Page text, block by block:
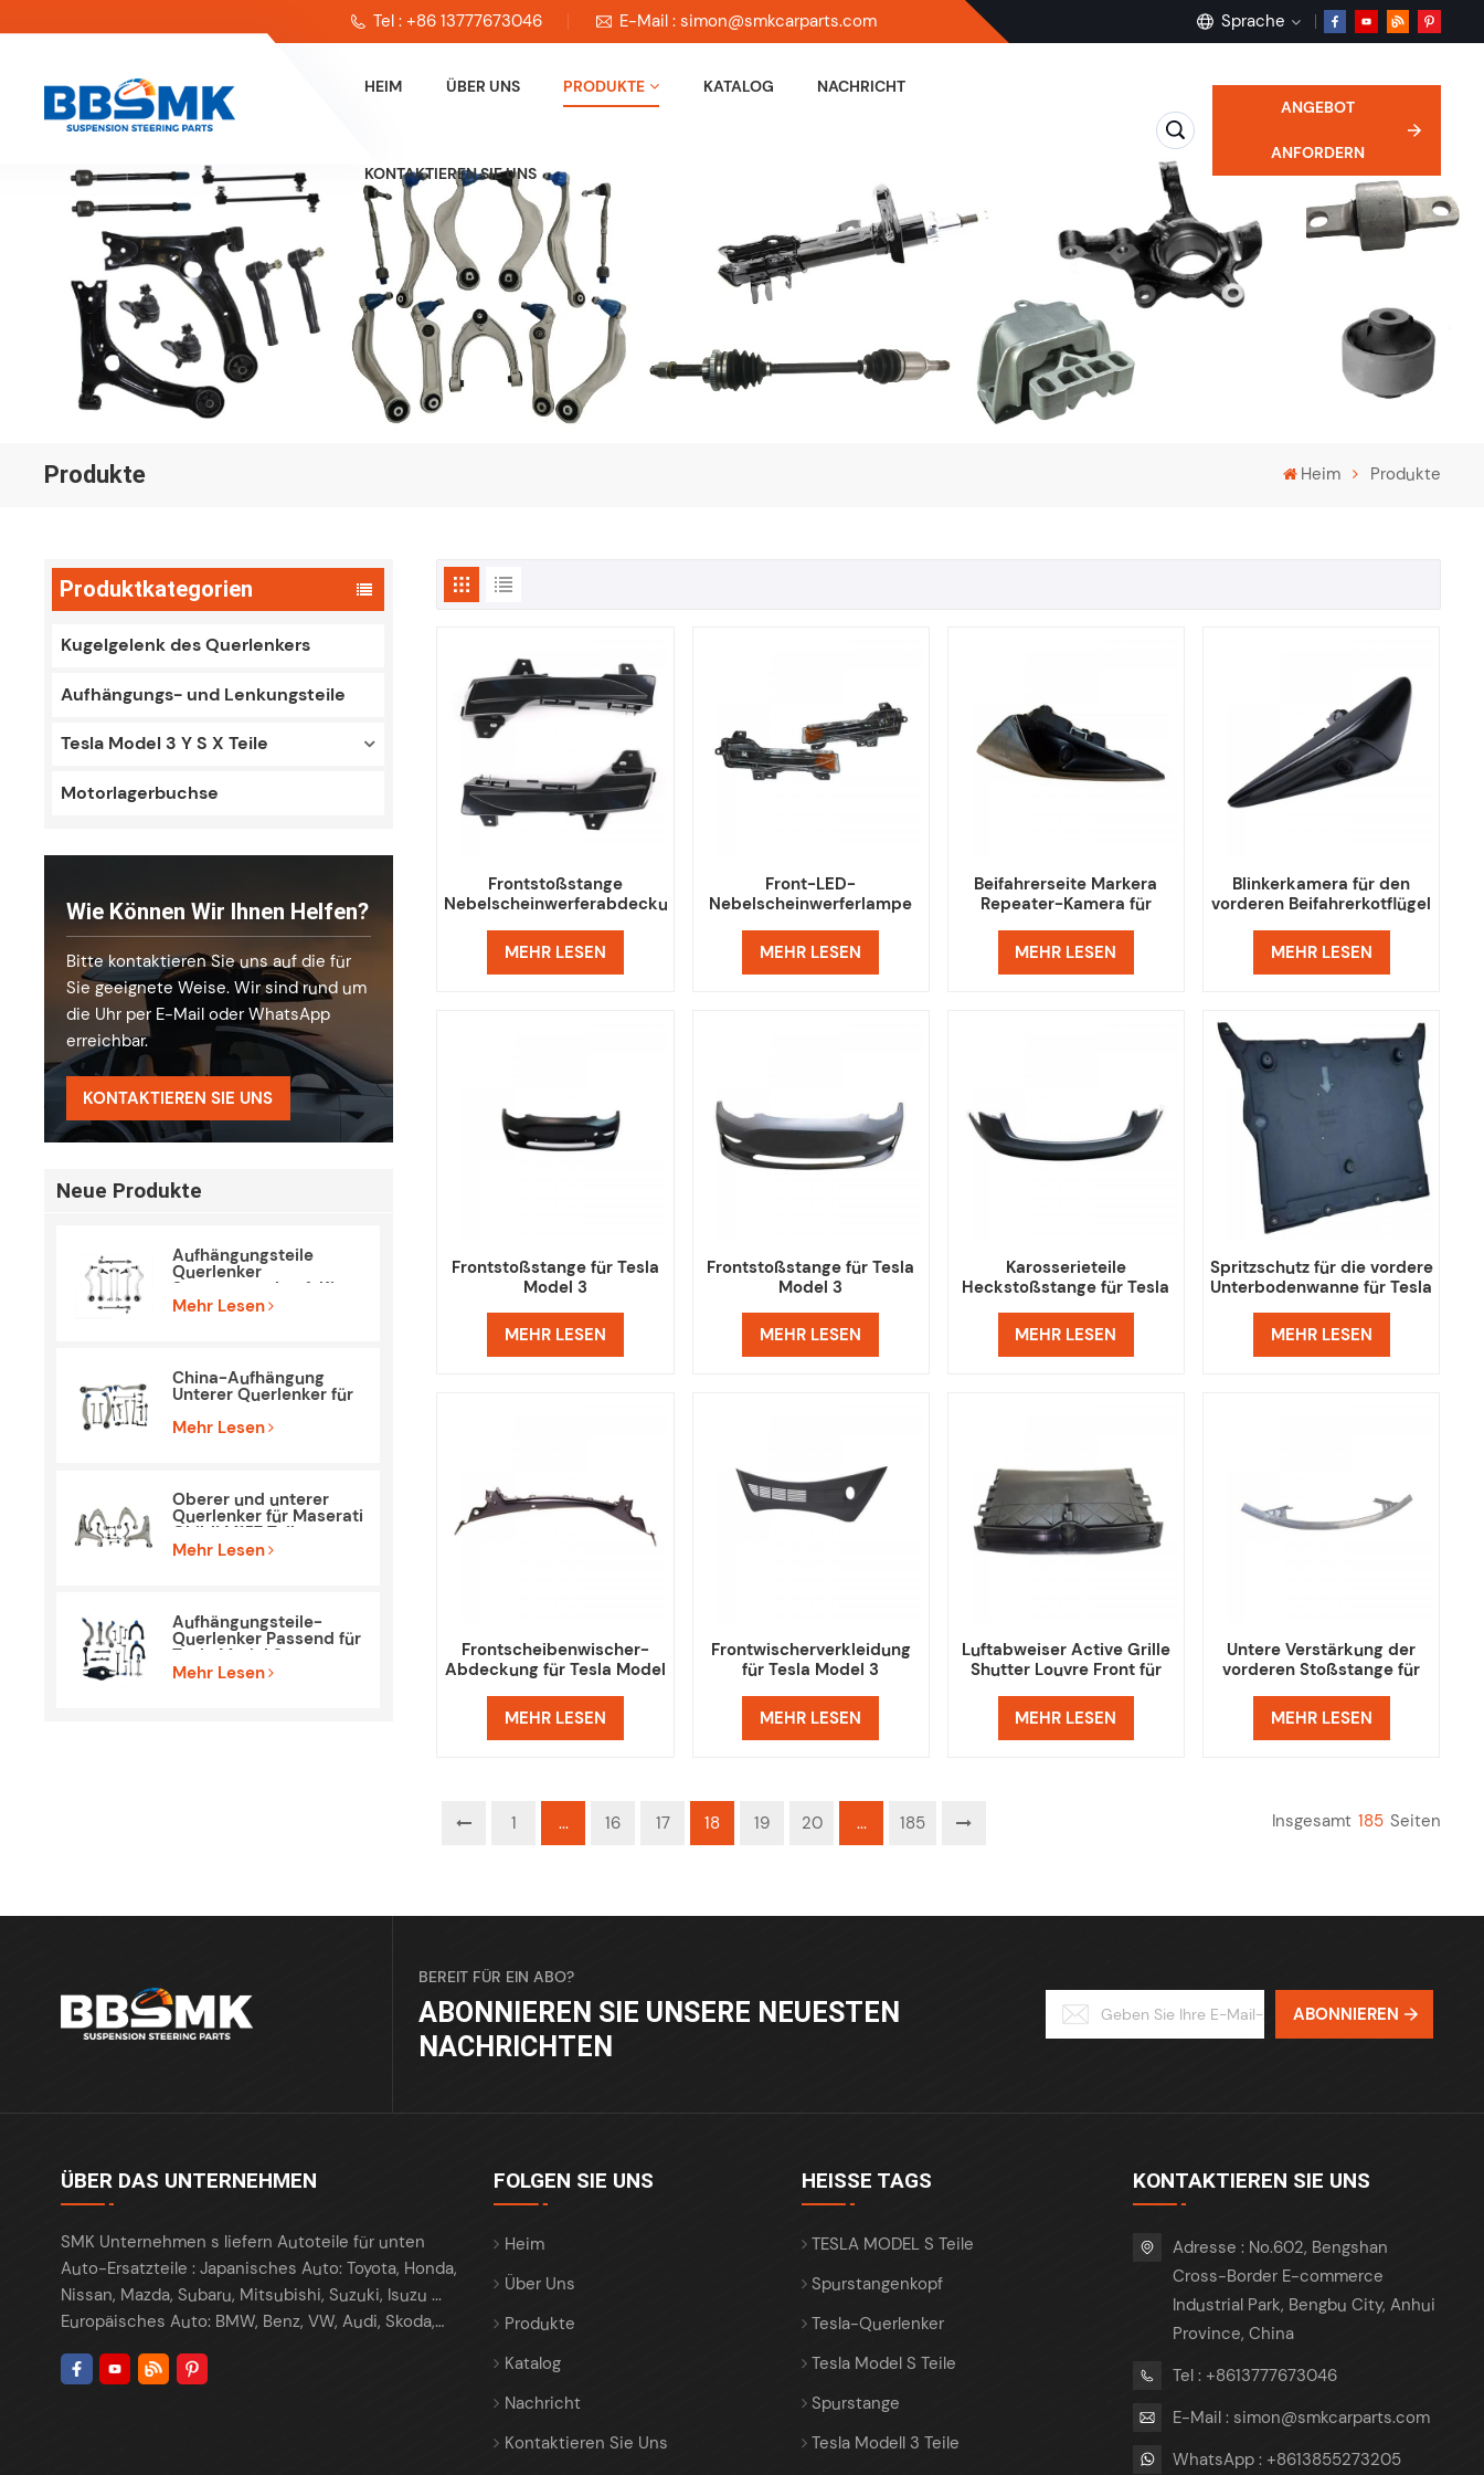
Tel : +86 13777673046 E-Mail : simon@smkcarparts.com Sprache
English
français
Deutsch
русский
HEIM ÜBER UNS PRODUKTE KATALOG NACHRICHT
KONTAKTIEREN SIE UNS
ANGEBOT
ANFORDERN
Produkte Heim Produkte
Produktkategorien
Kugelgelenk des Querlenkers
Aufhängungs- und Lenkungsteile
Tesla Model 3 Y S X Teile
Motorlagerbuchse
Wie Können Wir Ihnen Helfen?
Bitte kontaktieren Sie uns auf die für
Sie geeignete Weise. Wir sind rund um
die Uhr per E-Mail oder WhatsApp
erreichbar.
KONTAKTIEREN SIE UNS
Neue Produkte
Aufhängungsteile
Querlenker
Spurstangenkopf-Kit
für BMW E90 E84
Mehr Lesen
China-Aufhängung
Unterer Querlenker für
S212
Mehr Lesen
Oberer und unterer
Querlenker für Maserati
Ghibli M157 Teile
Mehr Lesen
Aufhängungsteile-
Querlenker Passend für
Tesla Model 3
Mehr Lesen
Frontstoßstange
Nebelscheinwerferabdeckung
für Tesla Model 3
MEHR LESEN
Front-LED-
Nebelscheinwerferlampe
MEHR LESEN
Beifahrerseite Markera
Repeater-Kamera für
MEHR LESEN
Blinkerkamera für den
vorderen Beifahrerkotflügel
MEHR LESEN
Frontstoßstange für Tesla
Model 3
MEHR LESEN
Frontstoßstange für Tesla
Model 3
MEHR LESEN
Karosserieteile
Heckstoßstange für Tesla
MEHR LESEN
Spritzschutz für die vordere
Unterbodenwanne für Tesla
MEHR LESEN
Frontscheibenwischer-
Abdeckung für Tesla Model
MEHR LESEN
Frontwischerverkleidung
für Tesla Model 3
MEHR LESEN
Luftabweiser Active Grille
Shutter Louvre Front für
MEHR LESEN
Untere Verstärkung der
vorderen Stoßstange für
MEHR LESEN
1 ... 16 17 18 19 20 ... 185 Insgesamt 185 Seiten
BEREIT FÜR EIN ABO?
ABONNIEREN SIE UNSERE NEUESTEN
NACHRICHTEN
ABONNIEREN
ÜBER DAS UNTERNEHMEN
SMK Unternehmen s liefern Autoteile für unten
Auto-Ersatzteile : Japanisches Auto: Toyota, Honda,
Nissan, Mazda, Subaru, Mitsubishi, Suzuki, Isuzu ...
Europäisches Auto: BMW, Benz, VW, Audi, Skoda,
Opel, Land Rover ... Amerikanisches Auto: Tesla,
FOLGEN SIE UNS
Heim
Über Uns
Produkte
Katalog
Nachricht
Kontaktieren Sie Uns
HEISSE TAGS
TESLA MODEL S Teile
Spurstangenkopf
Tesla-Querlenker
Tesla Model S Teile
Spurstange
Tesla Modell 3 Teile
KONTAKTIEREN SIE UNS
Adresse : No.602, Bengshan
Cross-Border E-commerce
Industrial Park, Bengbu City, Anhui
Province, China
Tel : +8613777673046
E-Mail : simon@smkcarparts.com
WhatsApp : +8613855273205